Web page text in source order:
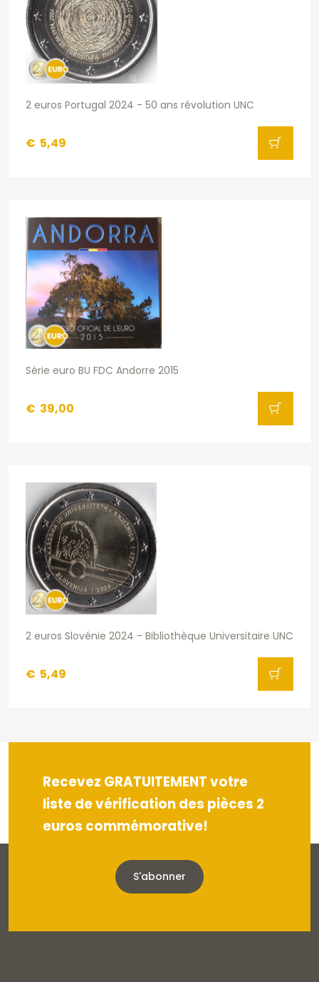
2 euros Portugal 2024 - 50 ans révolution UNC
€ 5,49
Série euro BU FDC Andorre 2015
€ 39,00
2 euros Slovénie 2024 - Bibliothèque Universitaire UNC
€ 5,49
Recevez GRATUITEMENT votre
liste de vérification des pièces 2
euros commémorative!
S'abonner